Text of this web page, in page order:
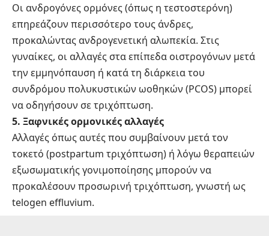
Οι ανδρογόνες ορμόνες (όπως η τεστοστερόνη)
επηρεάζουν περισσότερο τους άνδρες,
προκαλώντας ανδρογενετική αλωπεκία. Στις
γυναίκες, οι αλλαγές στα επίπεδα οιστρογόνων μετά
την εμμηνόπαυση ή κατά τη διάρκεια του
συνδρόμου πολυκυστικών ωοθηκών (PCOS) μπορεί
να οδηγήσουν σε τριχόπτωση.
5. Ξαφνικές ορμονικές αλλαγές
Αλλαγές όπως αυτές που συμβαίνουν μετά τον
τοκετό (postpartum τριχόπτωση) ή λόγω θεραπειών
εξωσωματικής γονιμοποίησης μπορούν να
προκαλέσουν προσωρινή τριχόπτωση, γνωστή ως
telogen effluvium.